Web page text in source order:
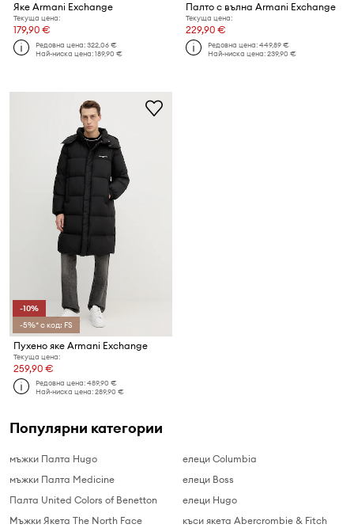
Яке Armani Exchange
Текуща цена:
179,90 €
Редовна цена:322,06 €
Най-ниска цена:189,90 €
Палто с вълна Armani Exchange
Текуща цена:
229,90 €
Редовна цена:449,89 €
Най-ниска цена:239,90 €
-10%
-5%* с код: FS
Пухено яке Armani Exchange
Текуща цена:
259,90 €
Редовна цена:489,90 €
Най-ниска цена:289,90 €
Популярни категории
мъжки Палта Hugo
мъжки Палта Medicine
Палта United Colors of Benetton
Мъжки Якета The North Face
елеци Columbia
елеци Boss
елеци Hugo
къси якета Abercrombie & Fitch